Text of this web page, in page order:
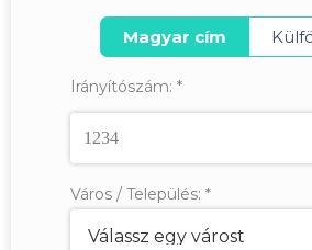
Magyar cím
Irányítószám: *
Város / Település: *